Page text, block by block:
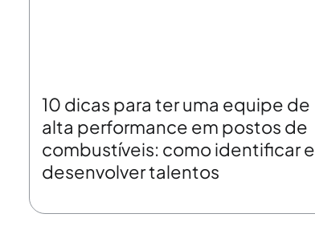
10 dicas para ter uma equipe de
alta performance em postos de
combustíveis: como identificar e
desenvolver talentos